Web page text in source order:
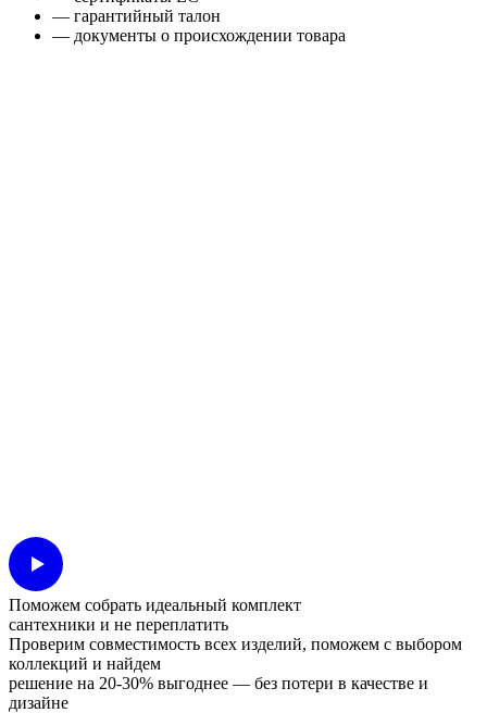
— гарантийный талон
— документы о происхождении товара
Поможем собрать идеальный комплект
сантехники и не переплатить
Проверим совместимость всех изделий, поможем с выбором
коллекций и найдем
решение на 20-30% выгоднее — без потери в качестве и
дизайне